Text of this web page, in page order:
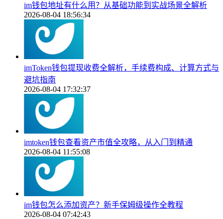
im钱包地址有什么用？从基础功能到实战场景全解析
2026-08-04 18:56:34
imToken钱包提现收费全解析，手续费构成、计算方式与
避坑指南
2026-08-04 17:32:37
imtoken钱包查看资产市值全攻略，从入门到精通
2026-08-04 11:55:08
im钱包怎么添加资产？新手保姆级操作全教程
2026-08-04 07:42:43